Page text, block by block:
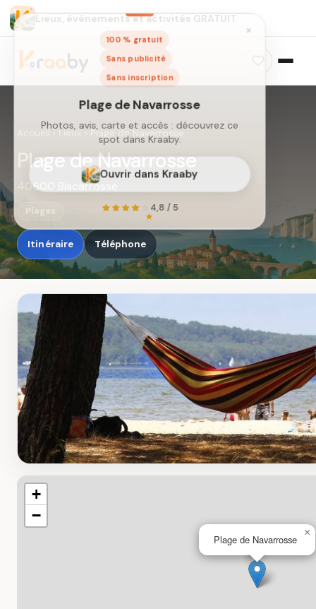
Lieux, événements et activités GRATUIT
×
100 % gratuit
Sans publicité
Sans inscription
Plage de Navarrosse
Photos, avis, carte et accès : découvrez ce
Ouvrir dans Kraaby
4,8 / 5
Accueil ›Lieux›Plage de Navarrosse
Plage de Navarrosse
40600 Biscarrosse
Itinéraire Téléphone
Plage de Navarrosse
×
+
−